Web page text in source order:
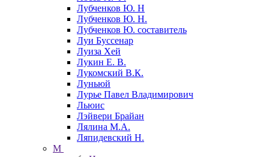
Лубченков Ю. Н
Лубченков Ю. Н.
Лубченков Ю. составитель
Луи Буссенар
Луиза Хей
Лукин Е. В.
Лукомский В.К.
Луньюй
Лурье Павел Владимирович
Льюис
Лэйвери Брайан
Лялина М.А.
Ляпидевский Н.
М